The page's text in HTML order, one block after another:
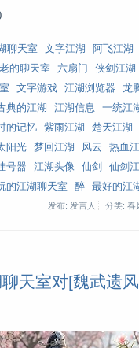
聊天室 文字江湖 阿飞江湖
的聊天室 六扇门 侠剑江湖
文字游戏 江湖浏览器 龙
典的江湖 江湖信息 一统江
的记忆 紫雨江湖 楚天江湖
阳光 梦回江湖 风云 热血
号器 江湖头像 仙剑 仙剑
的江湖聊天室 醉 最好的江
发布: 发言人 分类: 春
天室对[魏武遗